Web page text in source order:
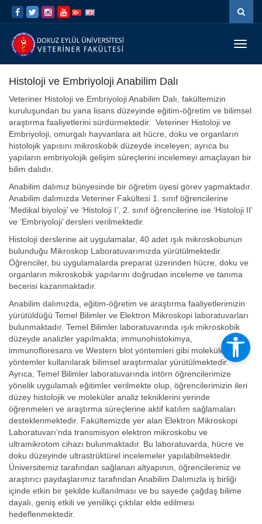
İçeriğe
atla
Navigasyona
atla
Histoloji ve Embriyoloji Anabilim Dalı
Veteriner Histoloji ve Embriyoloji Anabilim Dalı, fakültemizin
kuruluşundan bu yana lisans düzeyinde eğitim-öğretim ve bilimsel
araştırma faaliyetlerini sürdürmektedir. Veteriner Histoloji ve
Embriyoloji, omurgalı hayvanlara ait hücre, doku ve organların
histolojik yapısını mikroskobik düzeyde inceleyen; ayrıca bu
yapıların embriyolojik gelişim süreçlerini incelemeyi amaçlayan bir
bilim dalıdır.
Anabilim dalımız bünyesinde bir öğretim üyesi görev yapmaktadır.
Anabilim dalımızda Veteriner Fakültesi 1. sınıf öğrencilerine
‘Medikal biyoloji’ ve ‘Histoloji I’, 2. sınıf öğrencilerine ise ‘Histoloji II’
ve ‘Embriyoloji’ dersleri verilmektedir.
Histoloji derslerine ait uygulamalar, 40 adet ışık mikroskobunun
bulunduğu Mikroskop Laboratuvarımızda yürütülmektedir.
Öğrenciler, bu uygulamalarda preparat üzerinden hücre, doku ve
organların mikroskobik yapılarını doğrudan inceleme ve tanıma
becerisi kazanmaktadır.
Anabilim dalımızda, eğitim-öğretim ve araştırma faaliyetlerimizin
yürütüldüğü Temel Bilimler ve Elektron Mikroskopi laboratuvarları
bulunmaktadır. Temel Bilimler laboratuvarında ışık mikroskobik
düzeyde analizler yapılmakta; immunohistokimya,
immunofloresans ve Western blot yöntemleri gibi moleküler
yöntemler kullanılarak bilimsel araştırmalar yürütülmektedir.
Ayrıca, Temel Bilimler laboratuvarında intörn öğrencilerimize
yönelik uygulamalı eğitimler verilmekte olup, öğrencilerimizin ileri
düzey histolojik ve moleküler analiz tekniklerini yerinde
öğrenmeleri ve araştırma süreçlerine aktif katılım sağlamaları
desteklenmektedir. Fakültemizde yer alan Elektron Mikroskopi
Laboratuvarı’nda transmisyon elektron mikroskobu ve
ultramikrotom cihazı bulunmaktadır. Bu laboratuvarda, hücre ve
doku düzeyinde ultrastrüktürel incelemeler yapılabilmektedir.
Üniversitemiz tarafından sağlanan altyapının, öğrencilerimiz ve
araştırıcı paydaşlarımız tarafından Anabilim Dalımızla iş birliği
içinde etkin bir şekilde kullanılması ve bu sayede çağdaş bilime
dayalı, geniş etkili ve yenilikçi çıktılar elde edilmesi
hedeflenmektedir.